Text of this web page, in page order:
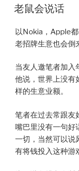
ON
老鼠会说话
以Nokia，Apple
老招牌生意也会倒
当友人邀笔者加
他说，世界上没有
样的生意业额。
笔者在过去常跟友
嘴巴里没有一句好
一切，当然可以说
有将钱投入这种游